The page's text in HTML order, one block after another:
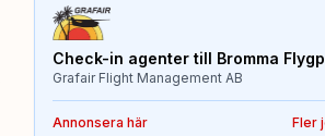
Check-in agenter till Bromma
Grafair Flight Management AB
Annonsera här Fler